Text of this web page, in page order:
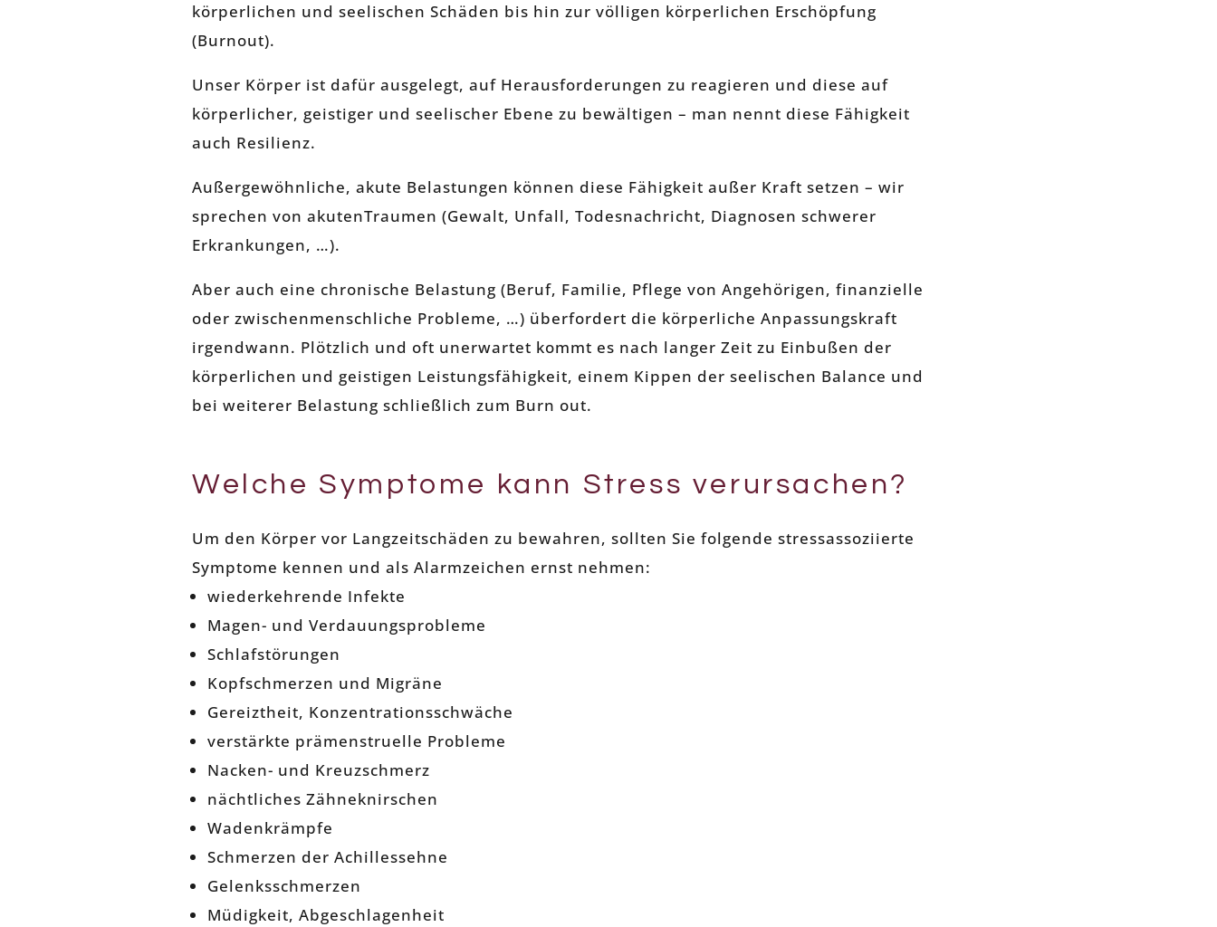
körperlichen und seelischen Schäden bis hin zur völligen körperlichen Erschöpfung
(Burnout).
Unser Körper ist dafür ausgelegt, auf Herausforderungen zu reagieren und diese auf
körperlicher, geistiger und seelischer Ebene zu bewältigen – man nennt diese Fähigkeit
auch Resilienz.
Außergewöhnliche, akute Belastungen können diese Fähigkeit außer Kraft setzen – wir
sprechen von akutenTraumen (Gewalt, Unfall, Todesnachricht, Diagnosen schwerer
Erkrankungen, …).
Aber auch eine chronische Belastung (Beruf, Familie, Pflege von Angehörigen, finanzielle
oder zwischenmenschliche Probleme, …) überfordert die körperliche Anpassungskraft
irgendwann. Plötzlich und oft unerwartet kommt es nach langer Zeit zu Einbußen der
körperlichen und geistigen Leistungsfähigkeit, einem Kippen der seelischen Balance und
bei weiterer Belastung schließlich zum Burn out.
Welche Symptome kann Stress verursachen?
Um den Körper vor Langzeitschäden zu bewahren, sollten Sie folgende stressassoziierte
Symptome kennen und als Alarmzeichen ernst nehmen:
wiederkehrende Infekte
Magen- und Verdauungsprobleme
Schlafstörungen
Kopfschmerzen und Migräne
Gereiztheit, Konzentrationsschwäche
verstärkte prämenstruelle Probleme
Nacken- und Kreuzschmerz
nächtliches Zähneknirschen
Wadenkrämpfe
Schmerzen der Achillessehne
Gelenksschmerzen
Müdigkeit, Abgeschlagenheit